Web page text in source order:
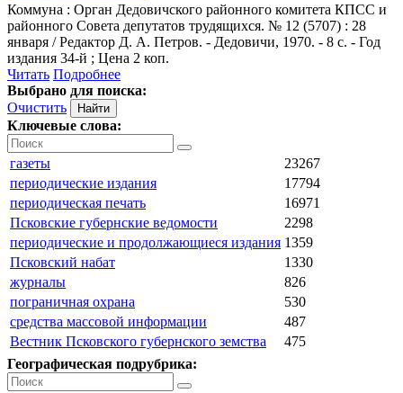
Коммуна : Орган Дедовичского районного комитета КПСС и
районного Совета депутатов трудящихся. № 12 (5707) : 28
января / Редактор Д. А. Петров. - Дедовичи, 1970. - 8 с. - Год
издания 34-й ; Цена 2 коп.
Читать Подробнее
Выбрано для поиска:
Очистить
Ключевые слова:
газеты
23267
периодические издания
17794
периодическая печать
16971
Псковские губернские ведомости
2298
периодические и продолжающиеся издания 1359
Псковский набат
1330
журналы
826
пограничная охрана
530
средства массовой информации
487
Вестник Псковского губернского земства
475
Географическая подрубрика: